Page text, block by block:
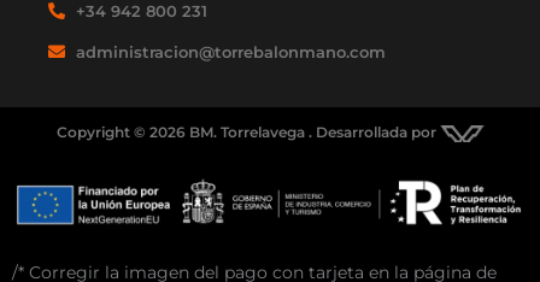
+34 942 800 231
administracion@torrebalonmano.com
Copyright © 2026 BM. Torrelavega . Desarrollada por
/* Corregir la imagen del pago con tarjeta en la página de